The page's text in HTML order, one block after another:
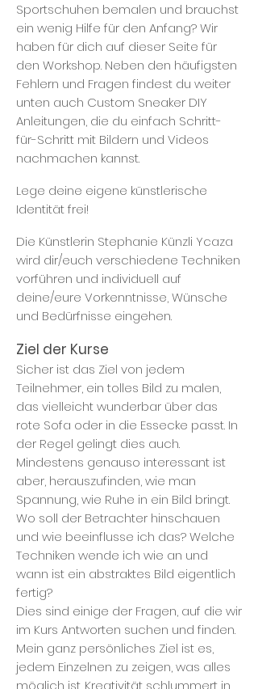
Sportschuhen bemalen und brauchst
ein wenig Hilfe für den Anfang? Wir
haben für dich auf dieser Seite für
den Workshop. Neben den häufigsten
Fehlern und Fragen findest du weiter
unten auch Custom Sneaker DIY
Anleitungen, die du einfach Schritt-
für-Schritt mit Bildern und Videos
nachmachen kannst.
Lege deine eigene künstlerische
Identität frei!
Die Künstlerin Stephanie Künzli Ycaza
wird dir/euch verschiedene Techniken
vorführen und individuell auf
deine/eure Vorkenntnisse, Wünsche
und Bedürfnisse eingehen.
Ziel der Kurse
Sicher ist das Ziel von jedem
Teilnehmer, ein tolles Bild zu malen,
das vielleicht wunderbar über das
rote Sofa oder in die Essecke passt. In
der Regel gelingt dies auch.
Mindestens genauso interessant ist
aber, herauszufinden, wie man
Spannung, wie Ruhe in ein Bild bringt.
Wo soll der Betrachter hinschauen
und wie beeinflusse ich das? Welche
Techniken wende ich wie an und
wann ist ein abstraktes Bild eigentlich
fertig?
Dies sind einige der Fragen, auf die wir
im Kurs Antworten suchen und finden.
Mein ganz persönliches Ziel ist es,
jedem Einzelnen zu zeigen, was alles
möglich ist. Kreativität schlummert in